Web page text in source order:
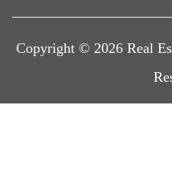
Copyright © 2026 Real